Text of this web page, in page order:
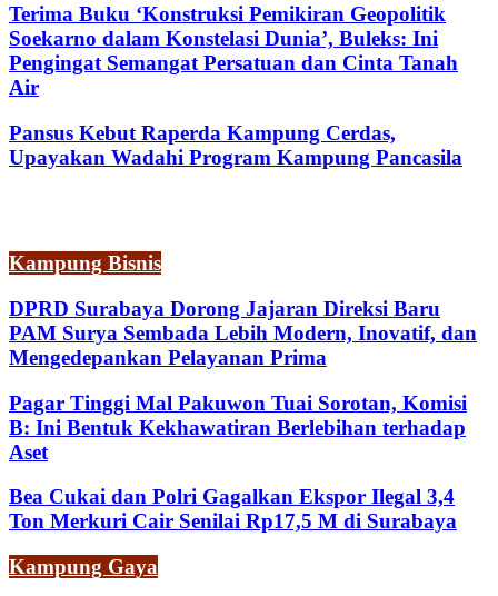
Terima Buku ‘Konstruksi Pemikiran Geopolitik
Soekarno dalam Konstelasi Dunia’, Buleks: Ini
Pengingat Semangat Persatuan dan Cinta Tanah
Air
Pansus Kebut Raperda Kampung Cerdas,
Upayakan Wadahi Program Kampung Pancasila
Kampung Bisnis
DPRD Surabaya Dorong Jajaran Direksi Baru
PAM Surya Sembada Lebih Modern, Inovatif, dan
Mengedepankan Pelayanan Prima
Pagar Tinggi Mal Pakuwon Tuai Sorotan, Komisi
B: Ini Bentuk Kekhawatiran Berlebihan terhadap
Aset
Bea Cukai dan Polri Gagalkan Ekspor Ilegal 3,4
Ton Merkuri Cair Senilai Rp17,5 M di Surabaya
Kampung Gaya